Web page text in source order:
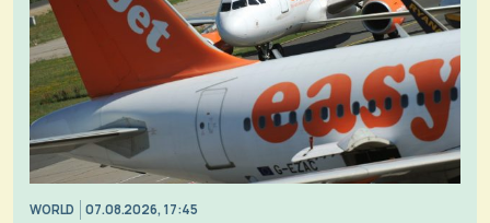
WORLD 07.08.2026, 17:45